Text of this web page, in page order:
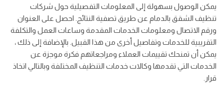
يمكن الوصول بسهولة إلى المعلومات التفصيلية حول شركات
تنظيف الشقق بالدمام عن طريق تصفية النتائج. احصل على العنوان
ورقم الاتصال ومعلومات الخدمات المقدمة وساعات العمل والتكلفة
التقريبية للخدمات وتفاصيل أخرى من هذا القبيل. بالإضافة إلى ذلك ،
يمكن أن تمنحك تقييمات العملاء ومراجعاتهم فكرة موجزة عن
الخدمات التي تقدمها وكالات خدمات التنظيف المختلفة وبالتالي اتخاذ
قرار.